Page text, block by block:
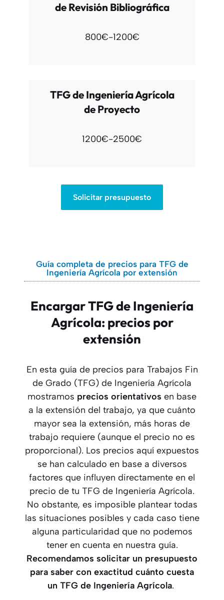
de Revisión Bibliográfica
800€-1200€
TFG de Ingeniería Agrícola
de Proyecto
1200€-2500€
Solicitar presupuesto
Guía completa de precios para TFG de
Ingeniería Agrícola por extensión
Encargar TFG de Ingeniería
Agrícola: precios por
extensión
En esta guía de precios para Trabajos Fin
de Grado (TFG) de Ingeniería Agrícola
mostramos precios orientativos en base
a la extensión del trabajo, ya que cuánto
mayor sea la extensión, más horas de
trabajo requiere (aunque el precio no es
proporcional). Los precios aquí expuestos
se han calculado en base a diversos
factores que influyen directamente en el
precio de tu TFG de Ingeniería Agrícola.
No obstante, es imposible plantear todas
las situaciones posibles y cada caso tiene
alguna particularidad que no podemos
tener en cuenta en nuestra guía.
Recomendamos solicitar un presupuesto
para saber con exactitud cuánto cuesta
un TFG de Ingeniería Agrícola.